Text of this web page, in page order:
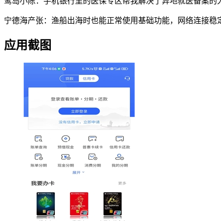
宁德海产张：渔船出海时也能正常使用基础功能，网络连接稳
应用截图